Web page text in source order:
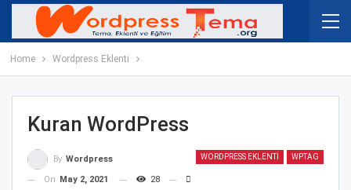
Home Wordpress Eklenti
Kuran WordPress
WORDPRESS EKLENTI WPTAG
By Wordpress
On
May 2, 2021 28